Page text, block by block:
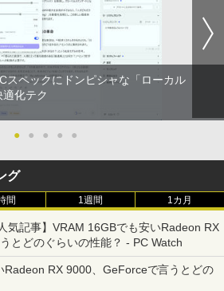
スペックにドンピシャな「ローカル
化テク
● ● ● ● ●
グ
間 1週間 1カ月
気記事】VRAM 16GBでも安いRadeon RX
とどのぐらいの性能？ - PC Watch
Radeon RX 9000、GeForceで言うとどの